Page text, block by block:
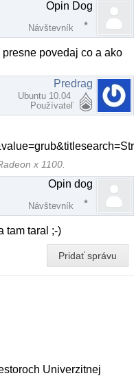
Opin Dog
Návštevník
povedaj co a ako
Predrag
Ubuntu 10.04
Používateľ
x 1100.
Opin dog
Návštevník
tam taral ;-)
Pridať správu
Univerzitnej